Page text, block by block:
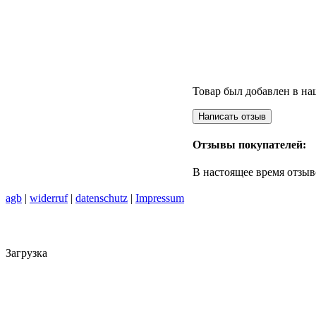
Товар был добавлен в
Отзывы покупателей:
В настоящее время
agb | widerruf| datenschutz | Impressum
Загрузка